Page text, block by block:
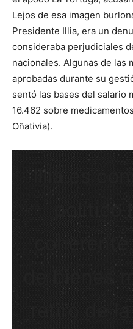
Lejos de esa imagen
Presidente Illia, era un
consideraba perjudiciales
nacionales. Algunas de las
aprobadas durante su
sentó las bases del salario
16.462 sobre
Oñativia).
Illia es
político
de bienes
retiró de la